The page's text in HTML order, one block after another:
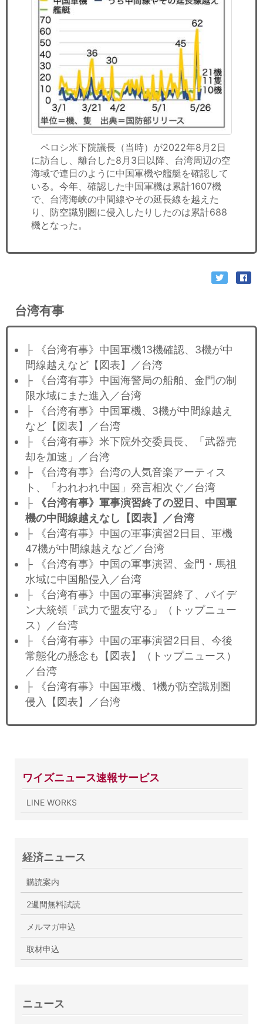
ペロシ米下院議長（当時）が2022年8月2日
に訪台し、離台した8月3日以降、台湾周辺の空
海域で連日のように中国軍機や艦艇を確認して
いる。今年、確認した中国軍機は累計1607機
で、台湾海峡の中間線やその延長線を越えた
り、防空識別圏に侵入したりしたのは累計688
機となった。
台湾有事
├ 《台湾有事》中国軍機13機確認、3機が中
間線越えなど【図表】／台湾
├ 《台湾有事》中国海警局の船舶、金門の制
限水域にまた進入／台湾
├ 《台湾有事》中国軍機、3機が中間線越え
など【図表】／台湾
├ 《台湾有事》米下院外交委員長、「武器売
却を加速」／台湾
├ 《台湾有事》台湾の人気音楽アーティス
ト、「われわれ中国」発言相次ぐ／台湾
├
《台湾有事》軍事演習終了の翌日、中国軍
機の中間線越えなし【図表】／台湾
├ 《台湾有事》中国の軍事演習2日目、軍機
47機が中間線越えなど／台湾
├ 《台湾有事》中国の軍事演習、金門・馬祖
水域に中国船侵入／台湾
├ 《台湾有事》中国の軍事演習終了、バイデ
ン大統領「武力で盟友守る」（トップニュー
ス）／台湾
├ 《台湾有事》中国の軍事演習2日目、今後
常態化の懸念も【図表】（トップニュース）
／台湾
├ 《台湾有事》中国軍機、1機が防空識別圏
侵入【図表】／台湾
ワイズニュース速報サービス
LINE WORKS
経済ニュース
購読案内
2週間無料試読
メルマガ申込
取材申込
ニュース